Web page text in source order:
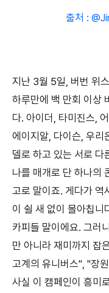
출처 :
지난 3월 5일, 버번 위
하루만에 백 만회 이상
다. 아이더, 타미진스,
에이지알, 다이슨, 우
델로 하고 있는 서로
나를 매개로 단 하나의
고로 말이죠. 게다가 역
이 쉴 새 없이 몰아칩니
카피들 말이에요. 그러
만 아니라 재미까지 잡
고계의 유니버스", "장
사실 이 캠페인이 흥미